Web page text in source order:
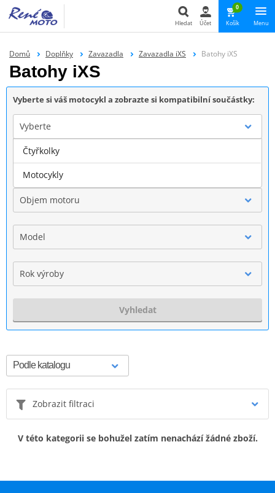
Hledat
Hledat Účet
0
Košík Menu
Domů Doplňky Zavazadla Zavazadla iXS Batohy iXS
Batohy iXS
Vyberte si váš motocykl a zobrazte si kompatibilní součástky:
Vyberte
Značka
Objem motoru
Model
Rok výroby
Vyhledat
Zobrazit filtraci
V této kategorii se bohužel zatím nenachází žádné zboží.
Čtyřkolky
Motocykly